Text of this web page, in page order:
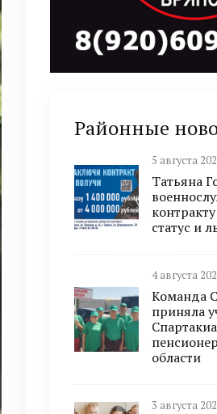
Районные
5 августа
Татьяна
статус и
4 августа
Команда
приняла
области
3 августа